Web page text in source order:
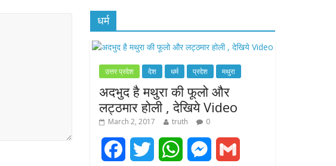
धर्म
उत्तर प्रदेश देश धर्म प्रदेश मथुरा
अदभुद है मथुरा की फूलो और
लट्ठमार होली , देखिये Video
March 2, 2017 truth 0
W
M